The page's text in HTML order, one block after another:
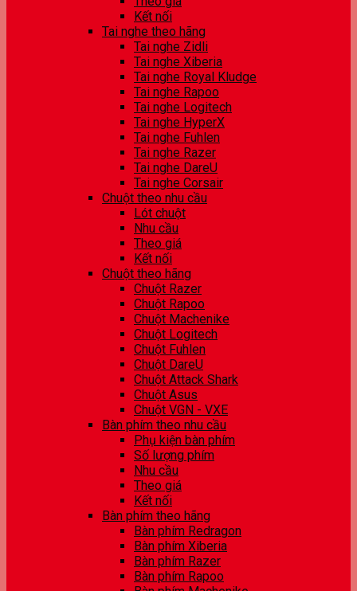
Kết nối
Tai nghe theo hãng
Tai nghe Zidli
Tai nghe Xiberia
Tai nghe Royal Kludge
Tai nghe Rapoo
Tai nghe Logitech
Tai nghe HyperX
Tai nghe Fuhlen
Tai nghe Razer
Tai nghe DareU
Tai nghe Corsair
Chuột theo nhu cầu
Lót chuột
Nhu cầu
Theo giá
Kết nối
Chuột theo hãng
Chuột Razer
Chuột Rapoo
Chuột Machenike
Chuột Logitech
Chuột Fuhlen
Chuột DareU
Chuột Attack Shark
Chuột Asus
Chuột VGN - VXE
Bàn phím theo nhu cầu
Phụ kiện bàn phím
Số lượng phím
Nhu cầu
Theo giá
Kết nối
Bàn phím theo hãng
Bàn phím Redragon
Bàn phím Xiberia
Bàn phím Razer
Bàn phím Rapoo